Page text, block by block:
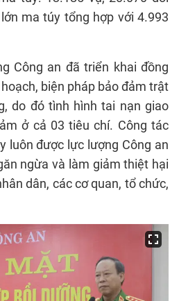
ma túy tổng hợp với 4.993
Công an đã triển khai đồng
biện pháp bảo đảm trật
do đó tình hình tai nạn giao
ở cả 03 tiêu chí. Công tác
luôn được lực lượng Công an
ngừa và làm giảm thiệt hại
dân, các cơ quan, tổ chức,